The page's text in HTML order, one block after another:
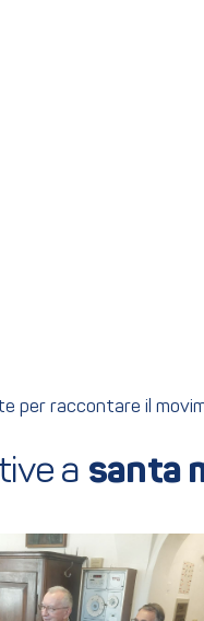
per raccontare il
a santa